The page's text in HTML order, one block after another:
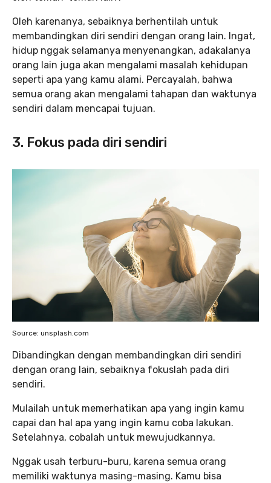
Oleh karenanya, sebaiknya berhentilah untuk
membandingkan diri sendiri dengan orang lain. Ingat,
hidup nggak selamanya menyenangkan, adakalanya
orang lain juga akan mengalami masalah kehidupan
seperti apa yang kamu alami. Percayalah, bahwa
semua orang akan mengalami tahapan dan waktunya
sendiri dalam mencapai tujuan.
3. Fokus pada diri sendiri
Source: unsplash.com
Dibandingkan dengan membandingkan diri sendiri
dengan orang lain, sebaiknya fokuslah pada diri
sendiri.
Mulailah untuk memerhatikan apa yang ingin kamu
capai dan hal apa yang ingin kamu coba lakukan.
Setelahnya, cobalah untuk mewujudkannya.
Nggak usah terburu-buru, karena semua orang
memiliki waktunya masing-masing. Kamu bisa